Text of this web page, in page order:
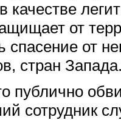
качестве
от
спасение от
стран
публично
сотрудник